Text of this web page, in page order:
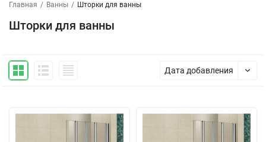
Главная / Ванны / Шторки для ванны
Шторки для ванны
Дата добавления